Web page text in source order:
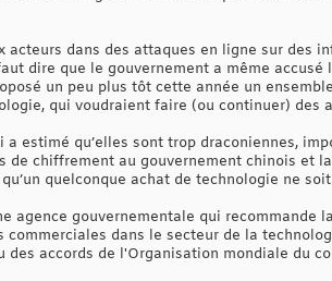
dans des attaques en ligne sur des
dire que le gouvernement a même accusé
un peu plus tôt cette année un
qui voudraient faire (ou continuer) des
estimé qu’elles sont trop draconiennes,
chiffrement au gouvernement chinois et
quelconque achat de technologie ne
agence gouvernementale qui recommande
dans le secteur de la
accords de l'Organisation mondiale du